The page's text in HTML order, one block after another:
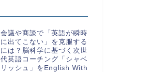
会議や商談で「英語が瞬時
に出てこない」を克服する
には？脳科学に基づく次世
代英語コーチング「シャベ
リッシュ」をEnglish With